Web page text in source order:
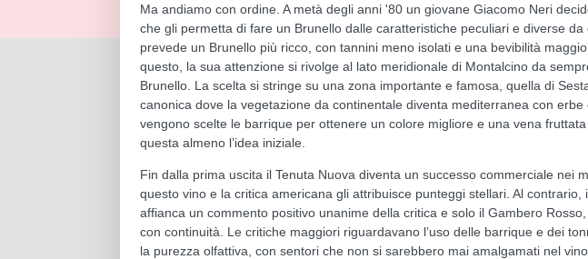
Ma andiamo con ordine. A metà degli anni '80 un giovane Giacomo Neri
che gli permetta di fare un Brunello dalle caratteristiche peculiari e diverse
prevede un Brunello più ricco, con tannini meno isolati e una bevibilità
questo, la sua attenzione si rivolge al lato meridionale di Montalcino da
Brunello. La scelta si stringe su una zona importante e famosa, quella di
canonica dove la vegetazione da continentale diventa mediterranea con
vengono scelte le barrique per ottenere un colore migliore e una vena
questa almeno l’idea iniziale.
Fin dalla prima uscita il Tenuta Nuova diventa un successo commerciale nei
questo vino e la critica americana gli attribuisce punteggi stellari. Al
affianca un commento positivo unanime della critica e solo il Gambero
con continuità. Le critiche maggiori riguardavano l’uso delle barrique e dei
la purezza olfattiva, con sentori che non si sarebbero mai amalgamati nel